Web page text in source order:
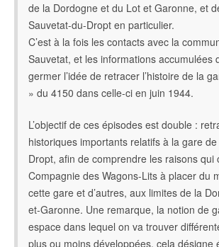
de la Dordogne et du Lot et Garonne, et
Sauvetat-du-Dropt en particulier.
C’est à la fois les contacts avec la
Sauvetat, et les informations accumulées
germer l’idée de retracer l’histoire de la
» du 4150 dans celle-ci en juin 1944.
L’objectif de ces épisodes est double :
historiques importants relatifs à la gare
Dropt, afin de comprendre les raisons qui
Compagnie des Wagons-Lits à placer du
cette gare et d’autres, aux limites de la
et-Garonne. Une remarque, la notion de
espace dans lequel on va trouver
plus ou moins développées, cela désigne